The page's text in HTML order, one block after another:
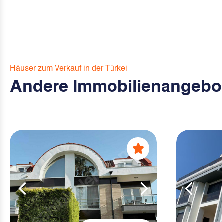
Häuser zum Verkauf in der Türkei
Andere